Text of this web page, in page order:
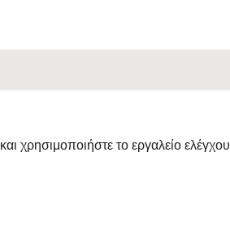
και χρησιμοποιήστε το εργαλείο ελέγχου